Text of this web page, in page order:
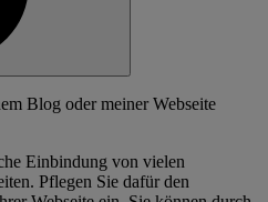
Blog oder meiner Webseite
Einbindung von vielen
Pflegen Sie dafür den